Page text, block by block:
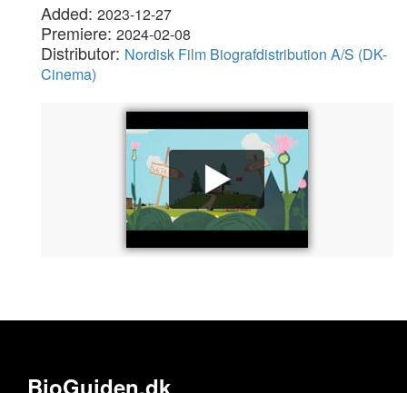
Added: 2023-12-27
Premiere: 2024-02-08
Distributor: Nordisk Film Biografdistribution A/S (DK-
Cinema)
BioGuiden.dk